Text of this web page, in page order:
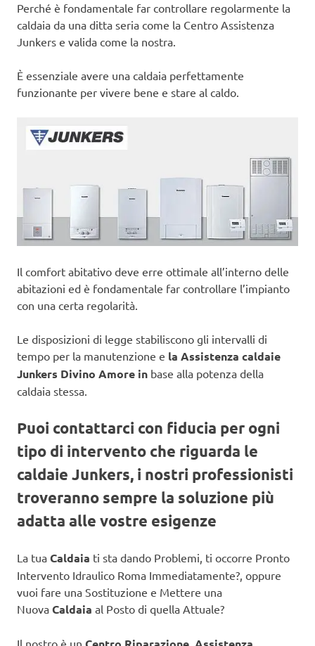
Perché è fondamentale far controllare regolarmente la
caldaia da una ditta seria come la Centro Assistenza
Junkers e valida come la nostra.
È essenziale avere una caldaia perfettamente
funzionante per vivere bene e stare al caldo.
Il comfort abitativo deve erre ottimale all’interno delle
abitazioni ed è fondamentale far controllare l’impianto
con una certa regolarità.
Le disposizioni di legge stabiliscono gli intervalli di
tempo per la manutenzione e la Assistenza caldaie
Junkers Divino Amore in base alla potenza della
caldaia stessa.
Puoi contattarci con fiducia per ogni
tipo di intervento che riguarda le
caldaie Junkers, i nostri professionisti
troveranno sempre la soluzione più
adatta alle vostre esigenze
La tua Caldaia ti sta dando Problemi, ti occorre Pronto
Intervento Idraulico Roma Immediatamente?, oppure
vuoi fare una Sostituzione e Mettere una
Nuova Caldaia al Posto di quella Attuale?
Il nostro è un